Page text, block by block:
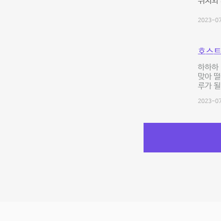
2023-
호스
하하하
맞아
루가
2023-